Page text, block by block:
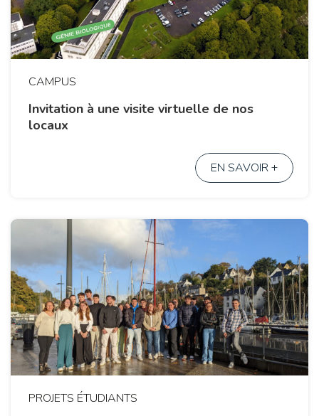
CAMPUS
Invitation à une visite virtuelle de nos
locaux
EN SAVOIR +
PROJETS ÉTUDIANTS